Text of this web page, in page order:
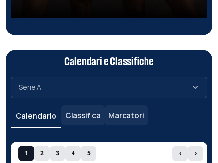
Calendari e Classifiche
Calendario Classifica Marcatori
1 2 3 4 5 ‹ ›